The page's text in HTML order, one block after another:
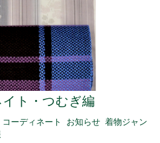
ト・つむぎ編
コーディネート お知らせ 着物ジャン